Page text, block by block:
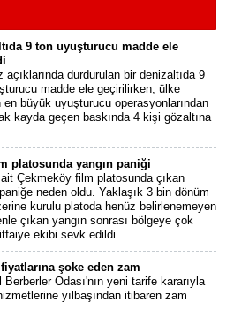
9 ton uyuşturucu madde ele
açıklarında durdurulan bir denizaltıda 9
madde ele geçirilirken, ülke
en büyük uyuşturucu operasyonlarından
kayda geçen baskında 4 kişi gözaltına
platosunda yangın paniği
Çekmeköy film platosunda çıkan
neden oldu. Yaklaşık 3 bin dönüm
kurulu platoda henüz belirlenemeyen
çıkan yangın sonrası bölgeye çok
ekibi sevk edildi.
şoke eden zam
Berberler Odası'nın yeni tarife kararıyla
yılbaşından itibaren zam